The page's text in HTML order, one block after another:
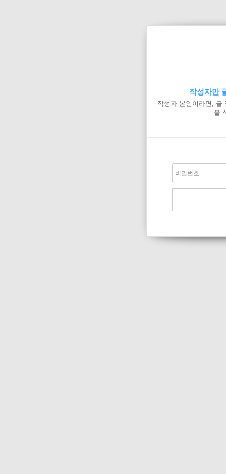
작성자만
작성자 본인이라면, 글
을